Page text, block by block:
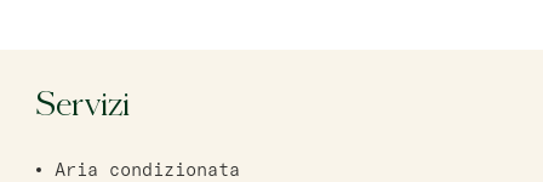
master Haifa
Servizi
Aria condizionata